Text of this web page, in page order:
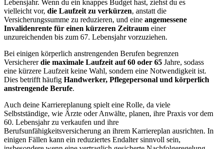
Lebensjahr. Wenn du ein knappes Budget hast, ziehst du es
vielleicht vor, die Laufzeit zu verkürzen, anstatt die
Versicherungssumme zu reduzieren, und eine angemessene
Invalidenrente für einen kürzeren Zeitraum einer
unzureichenden bis zum 67. Lebensjahr vorzuziehen.
Bei einigen körperlich anstrengenden Berufen begrenzen
Versichererdie maximale Laufzeit auf 60 oder 65 Jahre, sodass
eine kürzere Laufzeit keine Wahl, sondern eine Notwendigkeit ist.
Dies betrifft häufig Handwerker, Pflegepersonal und körperlich
anstrengende Berufe.
Auch deine Karriereplanung spielt eine Rolle, da viele
Selbstständige, wie Ärzte oder Anwälte, planen, ihre Praxis vor dem
60. Lebensjahr zu verkaufen und ihre
Berufsunfähigkeitsversicherung an ihrem Karriereplan ausrichten. In
einigen Fällen kann ein reduziertes Endalter sinnvoll sein,